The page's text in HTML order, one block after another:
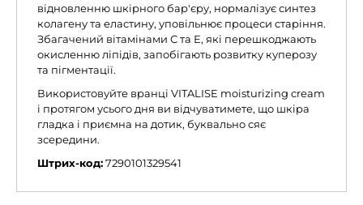
відновленню шкірного бар'єру, нормалізує синтез
колагену та еластину, уповільнює процеси старіння.
Збагачений вітамінами С та Е, які перешкоджають
окисленню ліпідів, запобігають розвитку куперозу
та пігментації.
Використовуйте вранці VITALISE moisturizing cream
і протягом усього дня ви відчуватимете, що шкіра
гладка і приємна на дотик, буквально сяє
зсередини.
Штрих-код:7290101329541